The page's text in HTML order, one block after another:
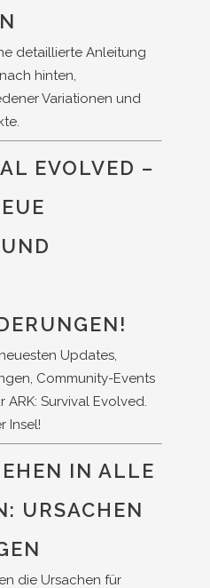
detaillierte Anleitung
hinten,
Variationen und
EVOLVED –
Updates,
Community-Events
Survival Evolved.
Insel!
IN ALLE
URSACHEN
die Ursachen für